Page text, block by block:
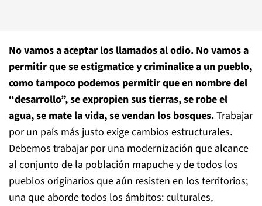
No vamos a aceptar los llamados al odio. No vamos a
permitir que se estigmatice y criminalice a un pueblo,
como tampoco podemos permitir que en nombre del
“desarrollo”, se expropien sus tierras, se robe el
agua, se mate la vida, se vendan los bosques.Trabajar
por un país más justo exige cambios estructurales.
Debemos trabajar por una modernización que alcance
al conjunto de la población mapuche y de todos los
pueblos originarios que aún resisten en los territorios;
una que aborde todos los ámbitos: culturales,